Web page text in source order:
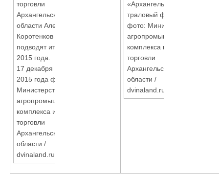
торговли
Архангельской
области Алексей
Коротенков
подводят итоги
2015 года.
17 декабря
2015 года фото:
Министерство
агропромышленного
комплекса и
торговли
Архангельской
области /
dvinaland.ru
«Архангельский
траловый флот»
фото: Министерство
агропромышленного
комплекса и
торговли
Архангельской
области /
dvinaland.ru